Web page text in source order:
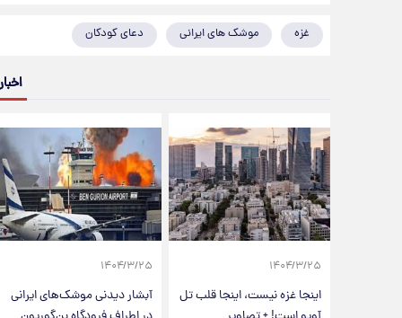
غزه موشک های ایرانی دعای کودکان
۱۴۰۴/۳/۲۵
اینجا غزه نیست، اینجا قلب تل
۱۴۰۴/۳/۲۵
آبشار دیدنی موشک‌های ایرانی